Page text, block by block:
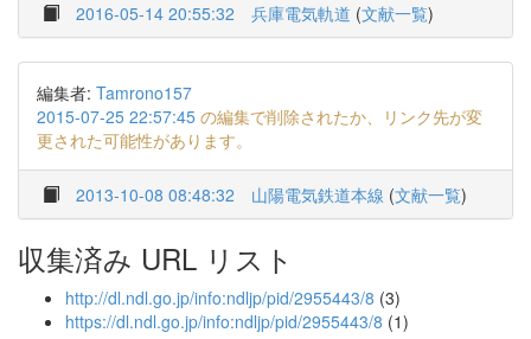
2016-05-14 20:55:32 兵庫電気軌道 (文献一覧)
編集者: Tamrono157
2015-07-25 22:57:45 の編集で削除されたか、リンク先が変
更された可能性があります。
2013-10-08 08:48:32 山陽電気鉄道本線 (文献一覧)
収集済み URL リスト
http://dl.ndl.go.jp/info:ndljp/pid/2955443/8 (3)
https://dl.ndl.go.jp/info:ndljp/pid/2955443/8 (1)